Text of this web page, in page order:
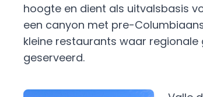
hoogte en dient als uitvalsbasis
een canyon met pre-
kleine restaurants waar
geserveerd.